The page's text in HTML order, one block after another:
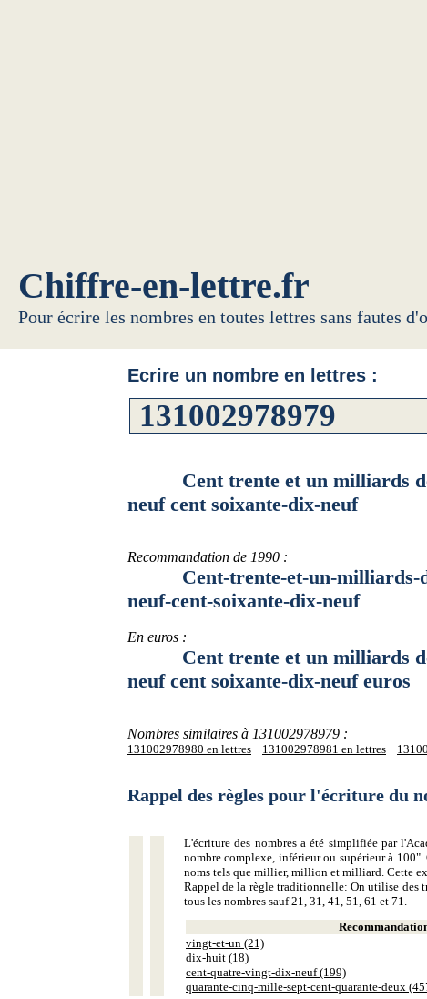
Chiffre-en-lettre.fr
Pour écrire les nombres en toutes lettres sans fautes
Ecrire un nombre en lettres :
Cent trente et un milliards
neuf cent soixante-dix-neuf
Recommandation de 1990 :
Cent-trente-et-un-milliards-
neuf-cent-soixante-dix-neuf
En euros :
Cent trente et un milliards
neuf cent soixante-dix-neuf euros
Nombres similaires à 131002978979 :
131002978980 en lettres 131002978981 en lettres
Rappel des règles pour l'écriture du
L'écriture des nombres a été simplifiée par
nombre complexe, inférieur ou supérieur à
noms tels que millier, million et milliard. Cette
Rappel de la règle traditionnelle: On utilise des
tous les nombres sauf 21, 31, 41, 51, 61 et 71.
vingt-et-un (21)
dix-huit (18)
cent-quatre-vingt-dix-neuf (199)
quarante-cinq-mille-sept-cent-quarante-deux